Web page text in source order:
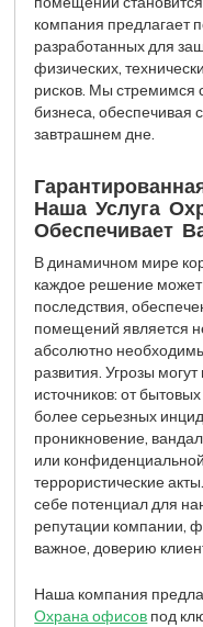
компания предлагает
разработанных для
физических,
рисков. Мы стремимся
бизнеса, обеспечивая
завтрашнем дне.
Наша Услуга
Обеспечивает
В динамичном мире
каждое решение
последствия,
помещений является
абсолютно
развития. Угрозы
источников: от
более серьезных
проникновение,
или
террористические
себе потенциал для
репутации компании,
важное, доверию
Наша компания
Охрана офисов под